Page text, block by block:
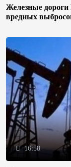
Железные дороги
вредных
16:58